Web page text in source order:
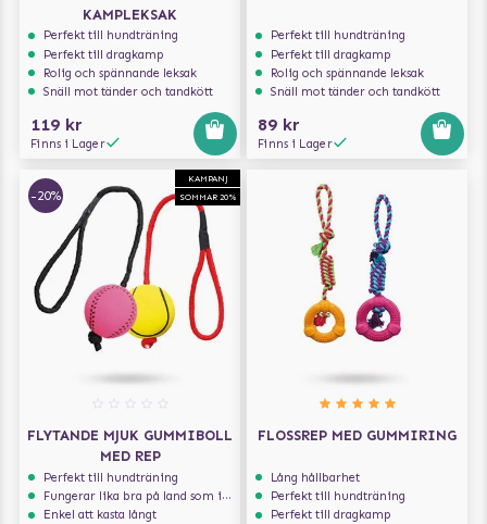
KAMPLEKSAK
Perfekt till hundträning
Perfekt till dragkamp
Rolig och spännande leksak
Snäll mot tänder och tandkött
119 kr
Finns i Lager
Perfekt till hundträning
Perfekt till dragkamp
Rolig och spännande leksak
Snäll mot tänder och tandkött
89 kr
Finns i Lager
KAMPANJ
SOMMAR 20%
-20%
FLYTANDE MJUK GUMMIBOLL
MED REP
Perfekt till hundträning
Fungerar lika bra på land som i vatten
Enkel att kasta långt
FLOSSREP MED GUMMIRING
Lång hållbarhet
Perfekt till hundträning
Perfekt till dragkamp